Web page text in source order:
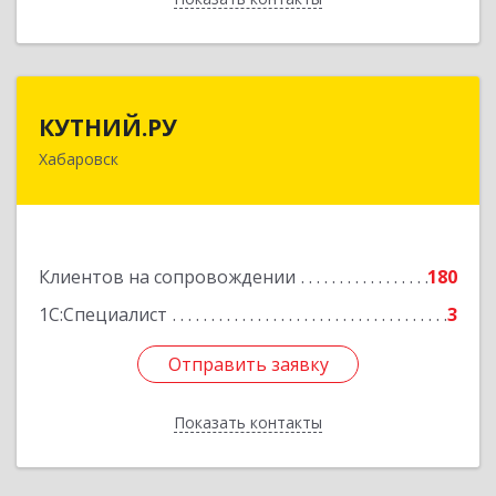
КУТНИЙ.РУ
Хабаровск
Клиентов на сопровождении
180
1С:Специалист
3
Отправить заявку
Показать контакты
680007, Хабаровский край, Хабаровск г,
Отправить заявку
Назад